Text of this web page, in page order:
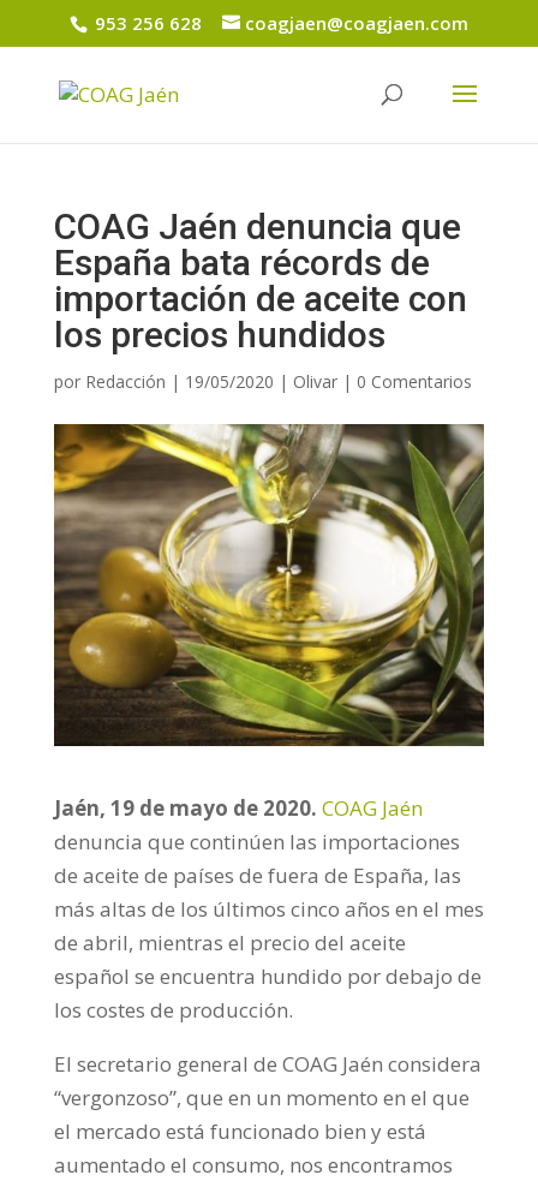
953 256 628 coagjaen@coagjaen.com
COAG Jaén denuncia que
España bata récords de
importación de aceite con
los precios hundidos
por Redacción | 19/05/2020 | Olivar| 0 Comentarios
Jaén, 19 de mayo de 2020. COAG Jaén
denuncia que continúen las importaciones
de aceite de países de fuera de España, las
más altas de los últimos cinco años en el mes
de abril, mientras el precio del aceite
español se encuentra hundido por debajo de
los costes de producción.
El secretario general de COAG Jaén considera
“vergonzoso”, que en un momento en el que
el mercado está funcionado bien y está
aumentado el consumo, nos encontramos